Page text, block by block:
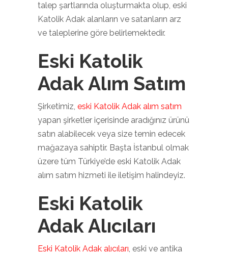
talep şartlarında oluşturmakta olup, eski
Katolik Adak alanların ve satanların arz
ve taleplerine göre belirlemektedir.
Eski Katolik
Adak Alım Satım
Şirketimiz, eski Katolik Adak alım satım
yapan şirketler içerisinde aradığınız ürünü
satın alabilecek veya size temin edecek
mağazaya sahiptir. Başta İstanbul olmak
üzere tüm Türkiye’de eski Katolik Adak
alım satım hizmeti ile iletişim halindeyiz.
Eski Katolik
Adak Alıcıları
Eski Katolik Adak alıcıları, eski ve antika